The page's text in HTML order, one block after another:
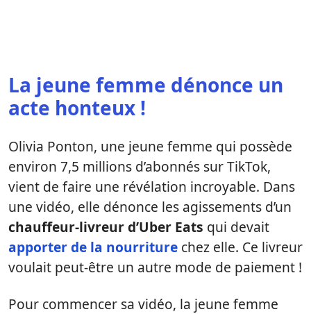
La jeune femme dénonce un
acte honteux !
Olivia Ponton, une jeune femme qui possède
environ 7,5 millions d’abonnés sur TikTok,
vient de faire une révélation incroyable. Dans
une vidéo, elle dénonce les agissements d’un
chauffeur-livreur d’Uber Eats qui devait
apporter de la nourriture chez elle. Ce livreur
voulait peut-être un autre mode de paiement !
Pour commencer sa vidéo, la jeune femme